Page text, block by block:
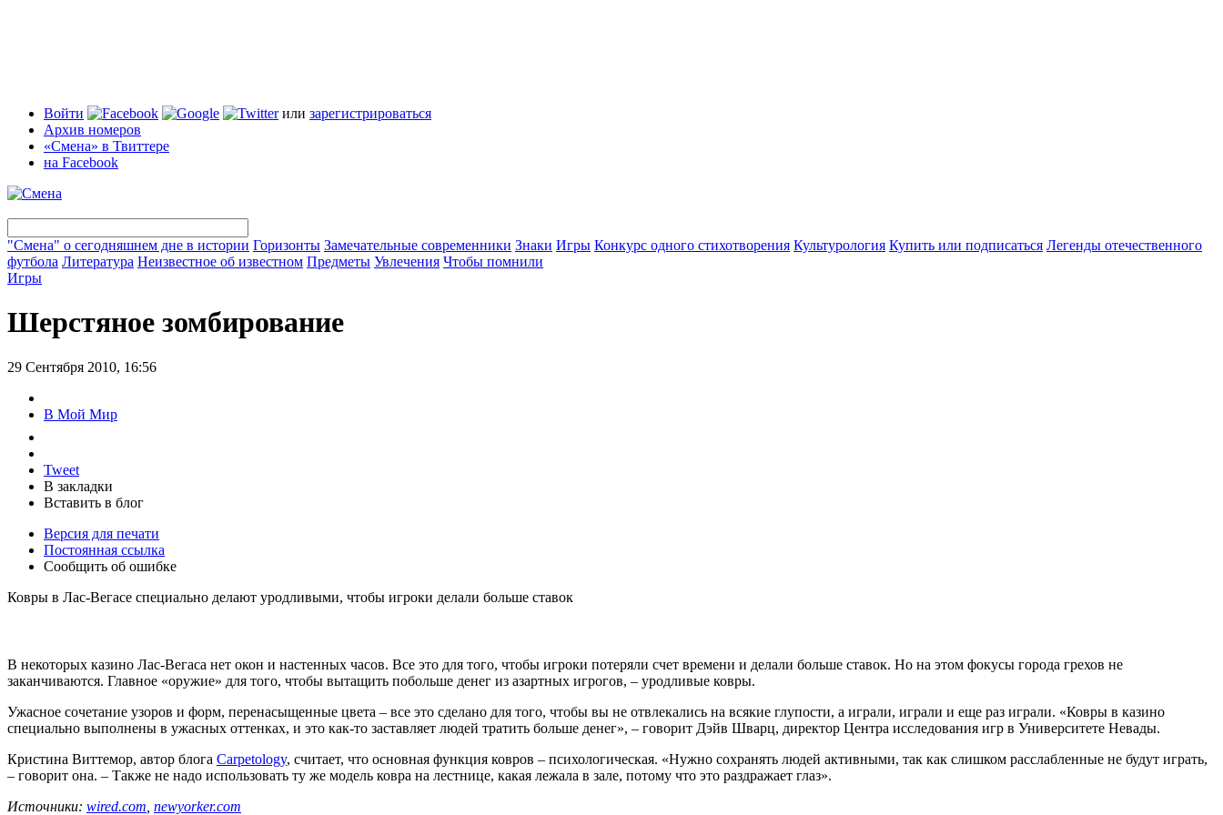
Войти или зарегистрироваться
Архив номеров
«Смена» в Твиттере
на Facebook
"Смена" о сегодняшнем дне в истории Горизонты Замечательные современники Знаки Игры Конкурс одного стихотворения Культурология Купить или подписаться Легенды отечественного
футбола Литература Неизвестное об известном Предметы Увлечения Чтобы помнили
Игры
Шерстяное зомбирование
29 Сентября 2010, 16:56
В Мой Мир
Tweet
В закладки
Вставить в блог
Версия для печати
Постоянная ссылка
Сообщить об ошибке
Ковры в Лас-Вегасе специально делают уродливыми, чтобы игроки делали больше ставок
В некоторых казино Лас-Вегаса нет окон и настенных часов. Все это для того, чтобы игроки потеряли счет времени и делали больше ставок. Но на этом фокусы города грехов не
заканчиваются. Главное «оружие» для того, чтобы вытащить побольше денег из азартных игрогов, – уродливые ковры.
Ужасное сочетание узоров и форм, перенасыщенные цвета – все это сделано для того, чтобы вы не отвлекались на всякие глупости, а играли, играли и еще раз играли. «Ковры в казино
специально выполнены в ужасных оттенках, и это как-то заставляет людей тратить больше денег», – говорит Дэйв Шварц, директор Центра исследования игр в Университете Невады.
Кристина Виттемор, автор блога Carpetology, считает, что основная функция ковров – психологическая. «Нужно сохранять людей активными, так как слишком расслабленные не будут играть,
– говорит она. – Также не надо использовать ту же модель ковра на лестнице, какая лежала в зале, потому что это раздражает глаз».
Источники: wired.com newyorker.com